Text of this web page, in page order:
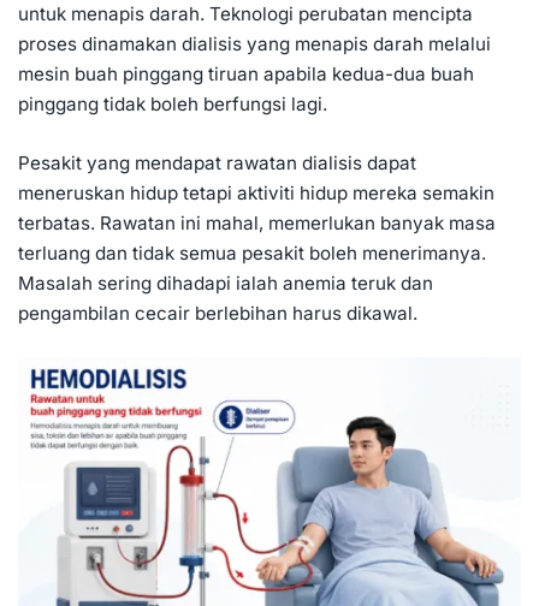
untuk menapis darah. Teknologi perubatan mencipta
proses dinamakan dialisis yang menapis darah melalui
mesin buah pinggang tiruan apabila kedua-dua buah
pinggang tidak boleh berfungsi lagi.
Pesakit yang mendapat rawatan dialisis dapat
meneruskan hidup tetapi aktiviti hidup mereka semakin
terbatas. Rawatan ini mahal, memerlukan banyak masa
terluang dan tidak semua pesakit boleh menerimanya.
Masalah sering dihadapi ialah anemia teruk dan
pengambilan cecair berlebihan harus dikawal.